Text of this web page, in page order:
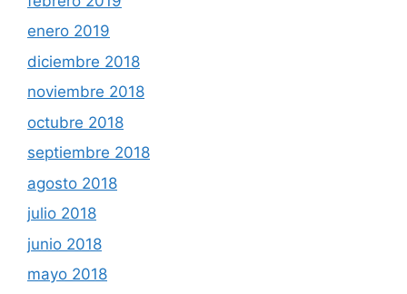
enero 2019
diciembre 2018
noviembre 2018
octubre 2018
septiembre 2018
agosto 2018
julio 2018
junio 2018
mayo 2018